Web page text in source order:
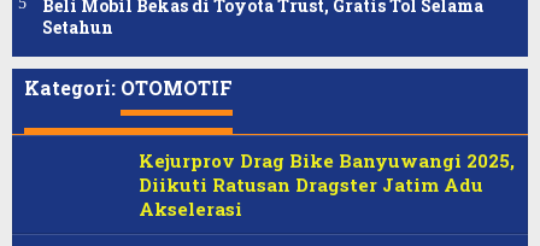
Beli Mobil Bekas di Toyota Trust, Gratis Tol Selama
Setahun
Kategori: OTOMOTIF
Kejurprov Drag Bike Banyuwangi 2025,
Diikuti Ratusan Dragster Jatim Adu
Akselerasi